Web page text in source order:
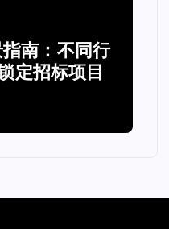
南：不同行
定招标项目